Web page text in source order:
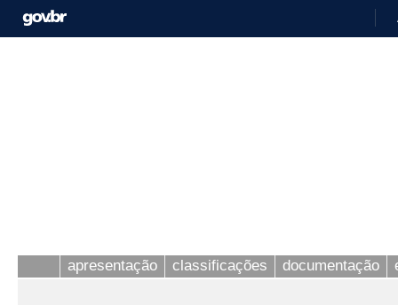
apresentação classificações documentação